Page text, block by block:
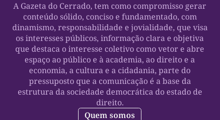
A Gazeta do Cerrado, tem como compromisso gerar
conteúdo sólido, conciso e fundamentado, com
dinamismo, responsabilidade e jovialidade, que visa
os interesses públicos, informação clara e objetiva
que destaca o interesse coletivo como vetor e abre
espaço ao público e à academia, ao direito e a
economia, a cultura e a cidadania, parte do
pressuposto que a comunicação é a base da
estrutura da sociedade democrática do estado de
direito.
Quem somos